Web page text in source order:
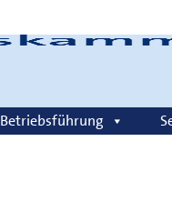
Login
Betriebsführung